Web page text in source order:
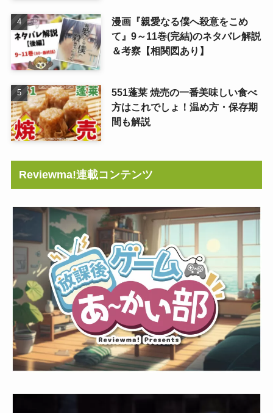
漫画『親愛なる僕へ殺意をこめ
て』9～11巻(完結)のネタバレ解説
＆考察【相関図あり】
551蓬莱 焼売の一番美味しい食べ
方はこれでしょ！温め方・保存期
間も解説
Reviewma!連載コンテンツ